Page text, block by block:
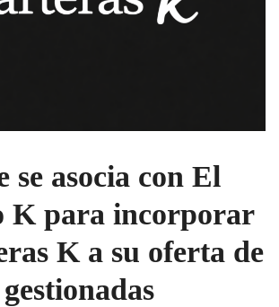
se asocia con El
K para incorporar
K a su oferta de